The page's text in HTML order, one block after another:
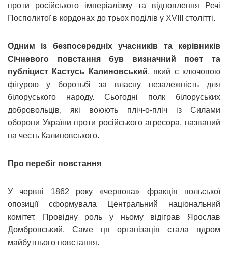
проти російського імперіалізму та відновлення Речі
Посполитої в кордонах до трьох поділів у XVIII столітті.
Одним із безпосередніх учасників та керівників
Січневого повстання був визначний поет та
публіцист Кастусь Калиновський, який є ключовою
фігурою у боротьбі за власну незалежність для
білоруського народу. Сьогодні полк білоруських
добровольців, які воюють пліч-о-пліч із Силами
оборони України проти російського агресора, названий
на честь Калиновського.
Про перебіг повстання
У червні 1862 року «червона» фракція польської
опозиції сформувала Центральний національний
комітет. Провідну роль у ньому відіграв Ярослав
Домбровський. Саме ця організація стала ядром
майбутнього повстання.